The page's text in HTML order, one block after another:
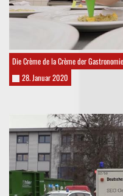
Die Crème de la Crème der
28. Januar 2020